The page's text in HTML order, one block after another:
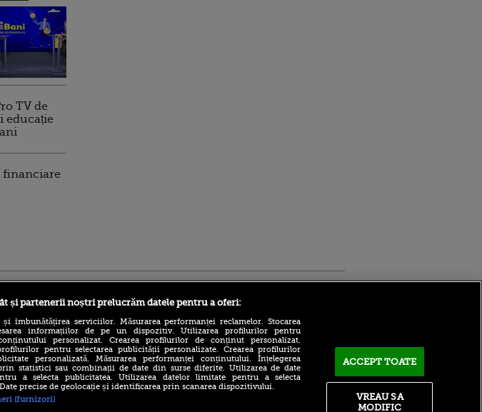
TV de
educație
financiare
Lumea
din România
Atmosferă din altă lume la
și partenerii noștri prelucrăm datele pentru a oferi:
și îmbunătățirea serviciilor. Măsurarea performanței reclamelor. Stocarea
informațiilor de pe un dispozitiv. Utilizarea profilurilor pentru
personalizat. Crearea profilurilor de conținut personalizat.
pentru selectarea publicității personalizate. Crearea profilurilor
personalizată. Măsurarea performanței conținutului. Înțelegerea
statistici sau combinații de date din surse diferite. Utilizarea de date
a selecta publicitatea. Utilizarea datelor limitate pentru a selecta
precise de geolocație și identificarea prin scanarea dispozitivului.
(furnizori)
ACCEPT TOATE
VREAU SA
MODIFIC